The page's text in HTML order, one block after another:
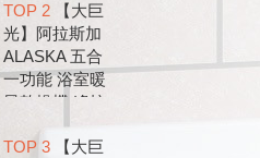
TOP 2【大巨
光】阿拉斯加
ALASKA 五合
一功能 浴室暖
風乾燥機 遙控
款 300BRP
TOP 3【大巨